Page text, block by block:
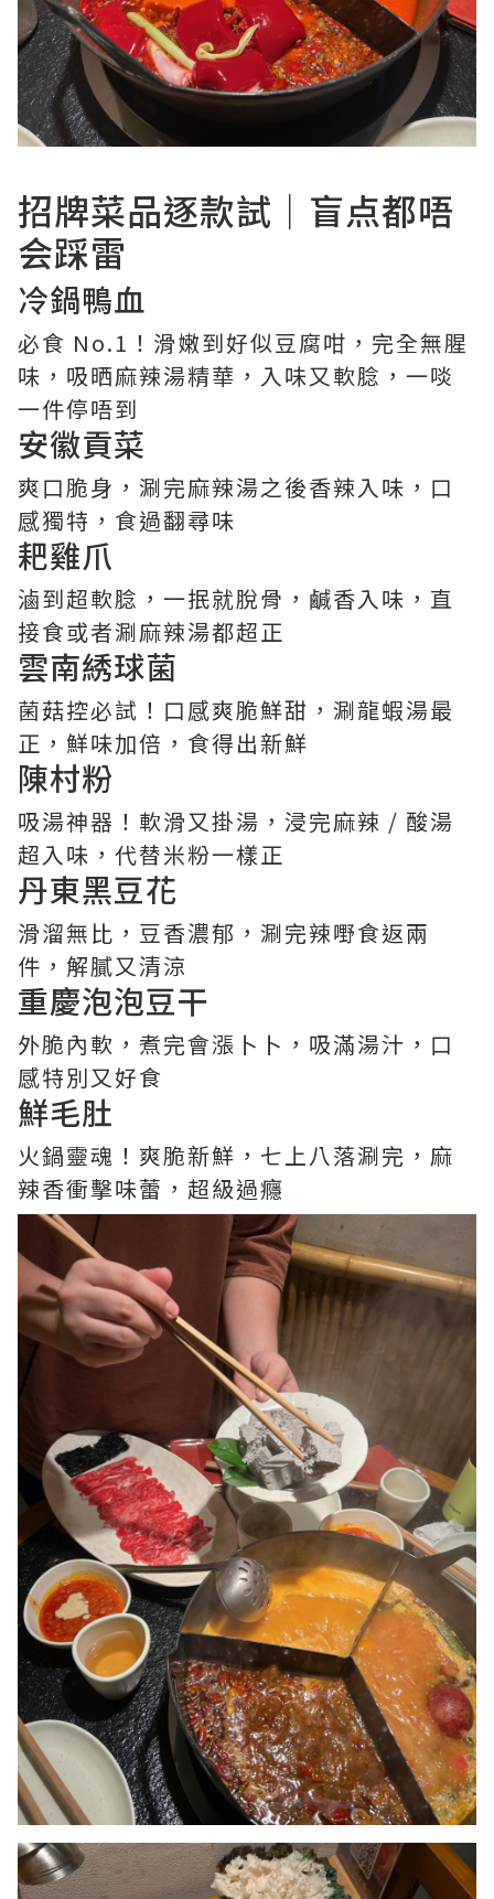
招牌菜品逐款試｜盲点都唔
会踩雷
冷鍋鴨血
必食 No.1！滑嫩到好似豆腐咁，完全無腥
味，吸晒麻辣湯精華，入味又軟腍，一啖
一件停唔到
安徽貢菜
爽口脆身，涮完麻辣湯之後香辣入味，口
感獨特，食過翻尋味
耙雞爪
滷到超軟腍，一抿就脫骨，鹹香入味，直
接食或者涮麻辣湯都超正
雲南綉球菌
菌菇控必試！口感爽脆鮮甜，涮龍蝦湯最
正，鮮味加倍，食得出新鮮
陳村粉
吸湯神器！軟滑又掛湯，浸完麻辣 / 酸湯
超入味，代替米粉一樣正
丹東黑豆花
滑溜無比，豆香濃郁，涮完辣嘢食返兩
件，解膩又清涼
重慶泡泡豆干
外脆內軟，煮完會漲卜卜，吸滿湯汁，口
感特別又好食
鮮毛肚
火鍋靈魂！爽脆新鮮，七上八落涮完，麻
辣香衝擊味蕾，超級過癮